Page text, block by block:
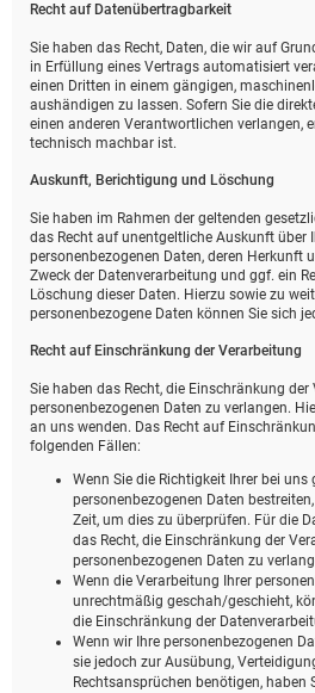
Recht auf Daten­übertrag­barkeit
Sie haben das Recht, Daten, die wir auf
in Erfüllung eines Vertrags automatisiert
einen Dritten in einem gängigen,
aushändigen zu lassen. Sofern Sie die
einen anderen Verantwortlichen verlangen,
technisch machbar ist.
Auskunft, Berichtigung und Löschung
Sie haben im Rahmen der geltenden
das Recht auf unentgeltliche Auskunft über
personenbezogenen Daten, deren Herkunft
Zweck der Datenverarbeitung und ggf. ein
Löschung dieser Daten. Hierzu sowie zu
personenbezogene Daten können Sie sich
Recht auf Einschränkung der Verarbeitung
Sie haben das Recht, die Einschränkung
personenbezogenen Daten zu verlangen.
an uns wenden. Das Recht auf
folgenden Fällen:
Wenn Sie die Richtigkeit Ihrer bei uns
personenbezogenen Daten
Zeit, um dies zu überprüfen. Für die
das Recht, die Einschränkung der
personenbezogenen Daten zu
Wenn die Verarbeitung Ihrer
unrechtmäßig geschah/geschieht,
die Einschränkung der
Wenn wir Ihre personenbezogenen
sie jedoch zur Ausübung,
Rechtsansprüchen benötigen, haben